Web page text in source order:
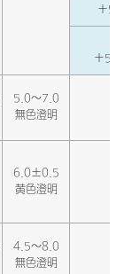
＋5
＋5
5.0～7.0
無色澄明
6.0±0.5
黄色澄明
4.5～8.0
無色澄明